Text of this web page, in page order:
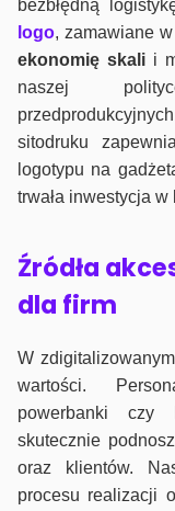
bezbłędną
logo, zamawiane
ekonomię skalii
naszej
sitodruku
logotypu na
trwała inwestycja
Źródła
dla firm
W
wartości.
powerbanki czy
skutecznie
oraz klientów.
procesu realizacji